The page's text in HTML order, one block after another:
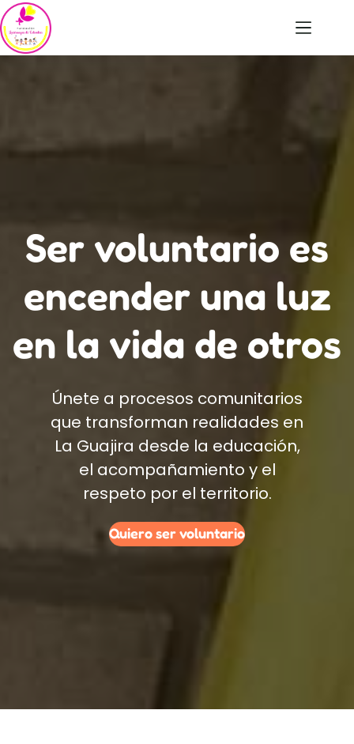
Saltar
al
contenido
Ser voluntario es
encender una luz
en la vida de otros
Únete a procesos comunitarios
que transforman realidades en
La Guajira desde la educación,
el acompañamiento y el
respeto por el territorio.
Quiero ser voluntario